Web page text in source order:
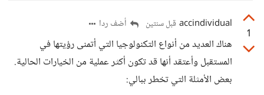
1
accindividual قبل سنتين أضف ردا
هناك العديد من أنواع التكنولوجيا التي أتمنى رؤيتها في
المستقبل وأعتقد أنها قد تكون أكثر عملية من الخيارات الحالية.
بعض الأمثلة التي تخطر ببالي: